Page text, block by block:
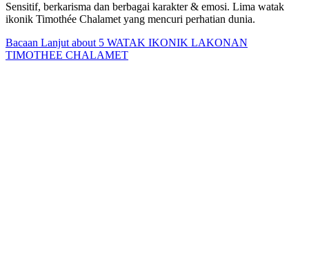
Sensitif, berkarisma dan berbagai karakter & emosi. Lima watak
ikonik Timothée Chalamet yang mencuri perhatian dunia.
Bacaan Lanjut about 5 WATAK IKONIK LAKONAN
TIMOTHEE CHALAMET